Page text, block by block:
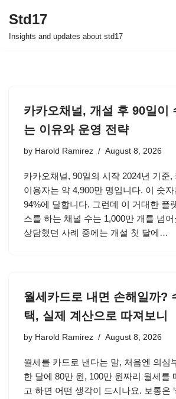
Skip
Std17
Insights and updates about std17
카카오채널, 개설 후 90일이
는 이유와 운영 전략
by Harold Ramirez August 8, 2026
카카오채널, 90일의 시작 2024년 기준,
이용자는 약 4,900만 명입니다. 이 숫
94%에 달합니다. 그런데 이 거대한 플
스를 하는 채널 수는 1,000만 개를 넘
상담했던 사례 중에는 개설 첫 달에…
월세카드로 내면 손해일까?
택, 실제 계산으로 따져보니
by Harold Ramirez August 8, 2026
월세를 카드로 낸다는 말, 처음엔 의심
한 달에 80만 원, 100만 원짜리 월세를
고 하면 어떤 생각이 드시나요. 보통은